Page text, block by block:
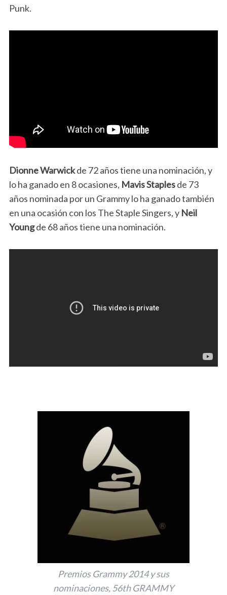
Punk.
Dionne Warwickde 72 años tiene una nominación, y
lo ha ganado en 8 ocasiones, Mavis Staplesde 73
años nominada por un Grammy lo ha ganado también
en una ocasión con los The Staple Singers, yNeil
Youngde 68 años tiene una nominación.
Premios Grammy 2014 y sus
nominaciones, 56th GRAMMY